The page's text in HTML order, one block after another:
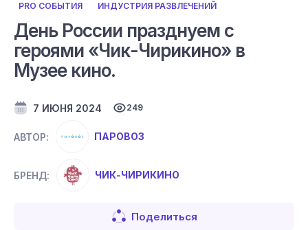
PRO СОБЫТИЯ ИНДУСТРИЯ РАЗВЛЕЧЕНИЙ
День России празднуем с
героями «Чик-Чирикино» в
Музее кино.
7 ИЮНЯ 2024 249
АВТОР: ПАРОВОЗ
БРЕНД: ЧИК-ЧИРИКИНО
Поделиться